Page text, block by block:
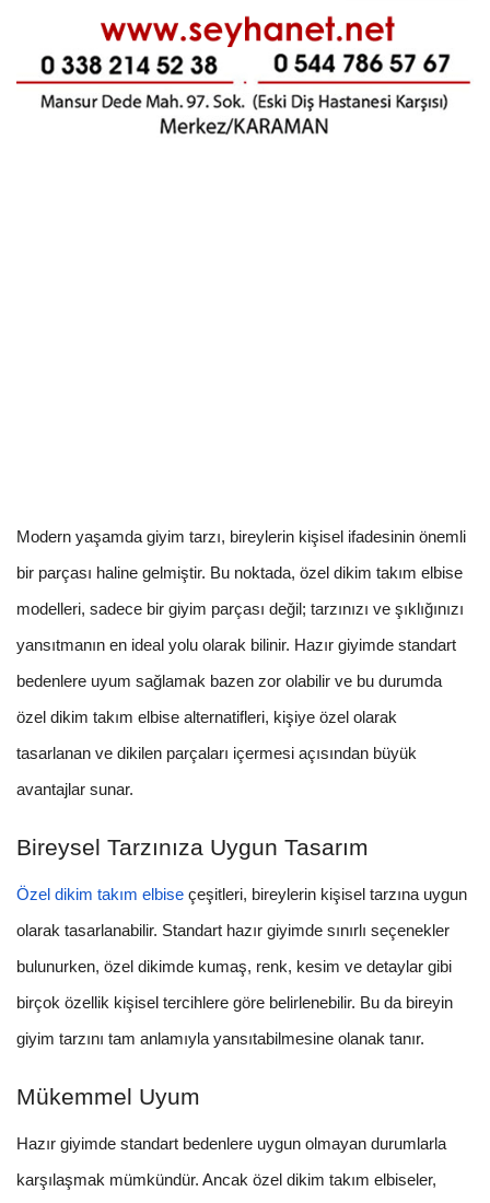
Modern yaşamda giyim tarzı, bireylerin kişisel ifadesinin önemli
bir parçası haline gelmiştir. Bu noktada, özel dikim takım elbise
modelleri, sadece bir giyim parçası değil; tarzınızı ve şıklığınızı
yansıtmanın en ideal yolu olarak bilinir. Hazır giyimde standart
bedenlere uyum sağlamak bazen zor olabilir ve bu durumda
özel dikim takım elbise alternatifleri, kişiye özel olarak
tasarlanan ve dikilen parçaları içermesi açısından büyük
avantajlar sunar.
Bireysel Tarzınıza Uygun Tasarım
Özel dikim takım elbise çeşitleri, bireylerin kişisel tarzına uygun
olarak tasarlanabilir. Standart hazır giyimde sınırlı seçenekler
bulunurken, özel dikimde kumaş, renk, kesim ve detaylar gibi
birçok özellik kişisel tercihlere göre belirlenebilir. Bu da bireyin
giyim tarzını tam anlamıyla yansıtabilmesine olanak tanır.
Mükemmel Uyum
Hazır giyimde standart bedenlere uygun olmayan durumlarla
karşılaşmak mümkündür. Ancak özel dikim takım elbiseler,